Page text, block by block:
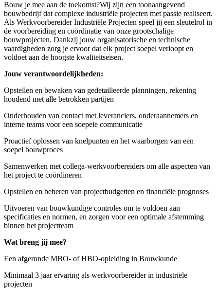
Bouw je mee aan de toekomst?Wij zijn een toonaangevend
bouwbedrijf dat complexe industriële projecten met passie realiseert.
Als Werkvoorbereider Industriële Projecten speel jij een sleutelrol in
de voorbereiding en coördinatie van onze grootschalige
bouwprojecten. Dankzij jouw organisatorische en technische
vaardigheden zorg je ervoor dat elk project soepel verloopt en
voldoet aan de hoogste kwaliteitseisen.
Jouw verantwoordelijkheden:
Opstellen en bewaken van gedetailleerde planningen, rekening
houdend met alle betrokken partijen
Onderhouden van contact met leveranciers, onderaannemers en
interne teams voor een soepele communicatie
Proactief oplossen van knelpunten en het waarborgen van een
soepel bouwproces
Samenwerken met collega-werkvoorbereiders om alle aspecten van
het project te coördineren
Opstellen en beheren van projectbudgetten en financiële prognoses
Uitvoeren van bouwkundige controles om te voldoen aan
specificaties en normen, en zorgen voor een optimale afstemming
binnen het projectteam
Wat breng jij mee?
Een afgeronde MBO- of HBO-opleiding in Bouwkunde
Minimaal 3 jaar ervaring als werkvoorbereider in industriële
projecten